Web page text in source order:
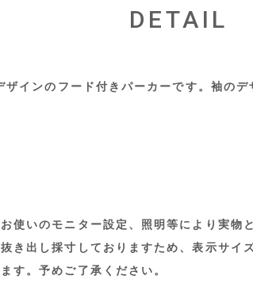
DETAIL
ザインのフード付きパーカーです。袖の
使いのモニター設定、照明等により実物
き出し採寸しておりますため、表示サ
す。予めご了承ください。